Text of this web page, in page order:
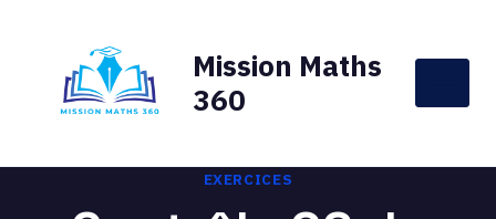
contenu
Mission Maths
360
EXERCICES